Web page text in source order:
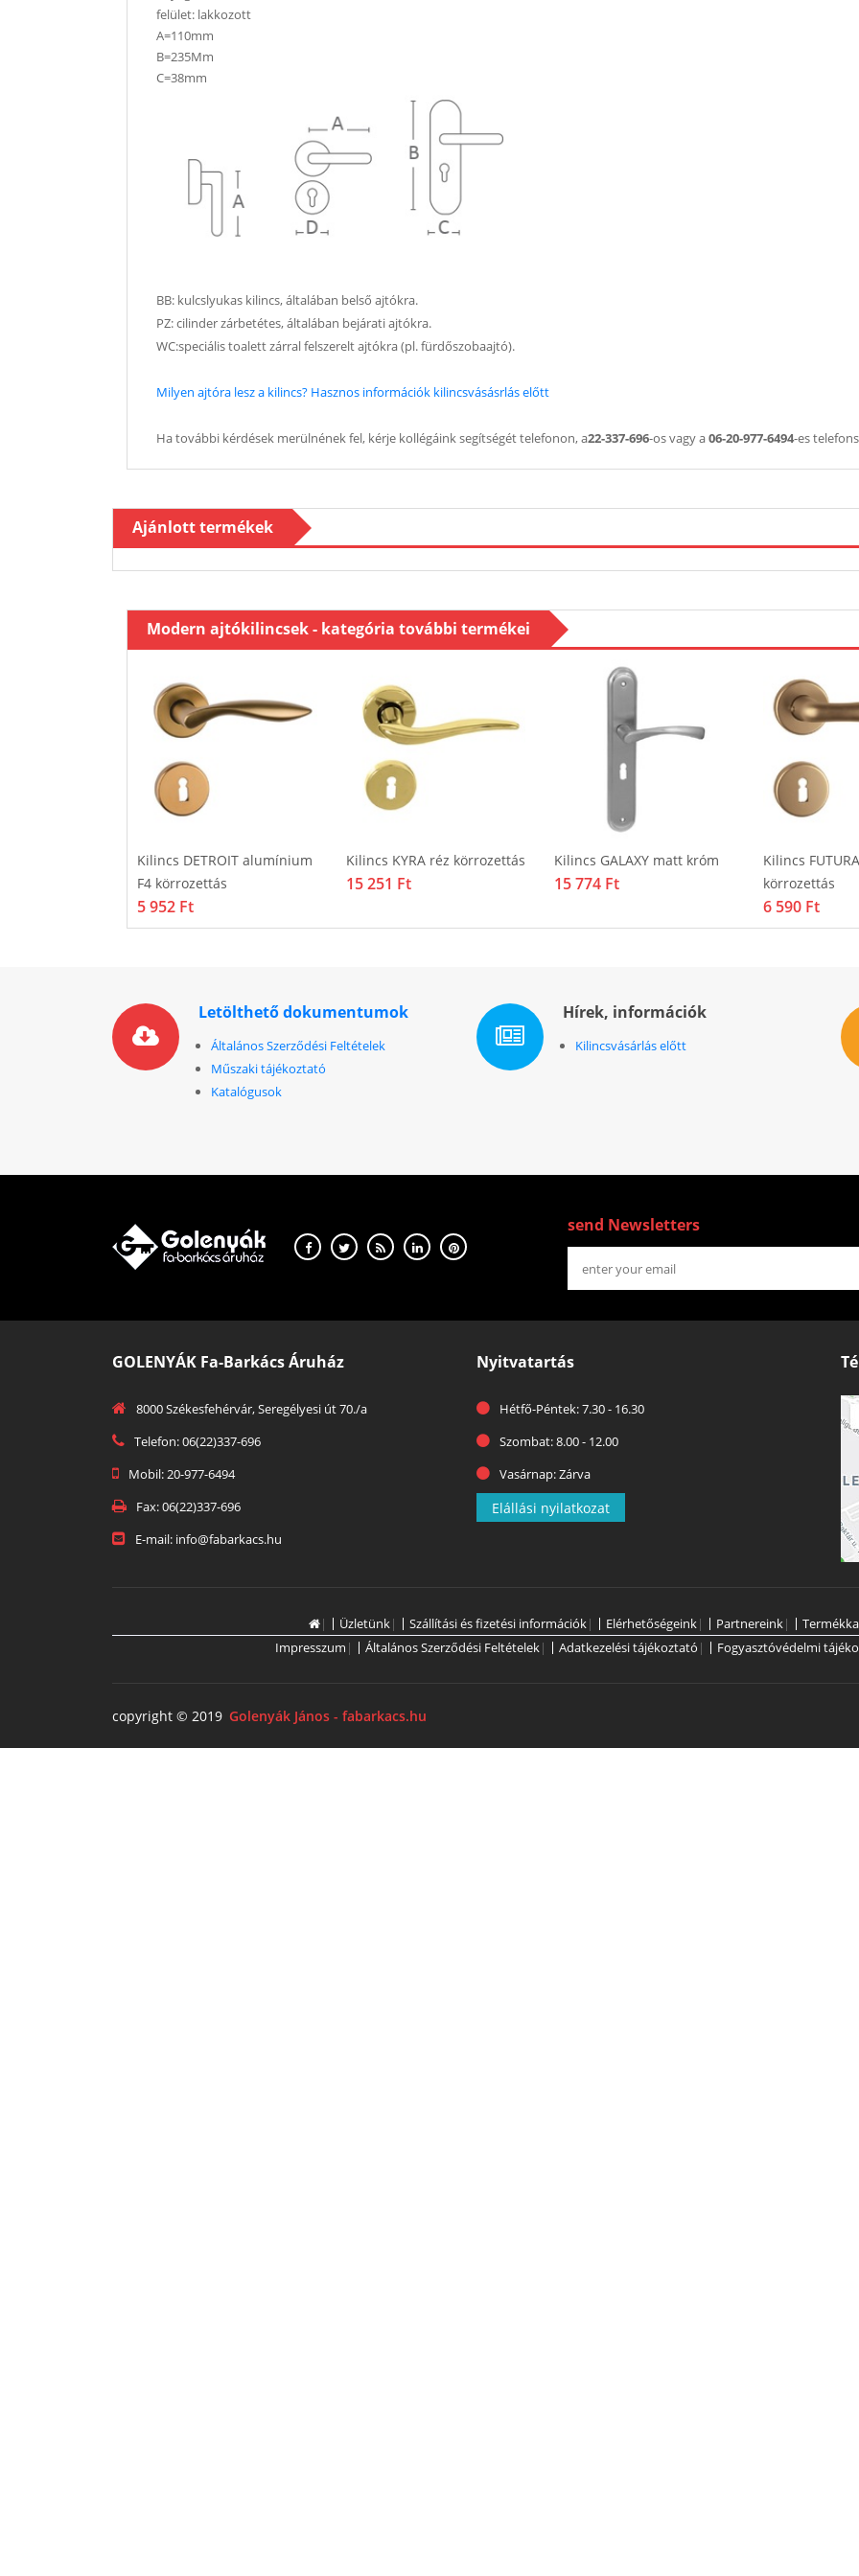
felület: lakkozott
A=110mm
B=235Mm
C=38mm
BB: kulcslyukas kilincs, általában belső ajtókra.
PZ: cilinder zárbetétes, általában bejárati ajtókra.
WC:speciális toalett zárral felszerelt ajtókra (pl. fürdőszobaajtó).
Milyen ajtóra lesz a kilincs? Hasznos információk kilincsvásásrlás előtt
Ha további kérdések merülnének fel, kérje kollégáink segítségét telefonon, a22-337-696-os vagy a06-20-977-6494-es
Ajánlott termékek
Modern ajtókilincsek - kategória további termékei
Kilincs DETROIT alumínium
F4 körrozettás
5 952 Ft
Kilincs KYRA réz körrozettás
15 251 Ft
Kilincs GALAXY matt króm
15 774 Ft
Kilincs
körrozettás
6 590 Ft
Letölthető dokumentumok
Általános Szerződési Feltételek
Műszaki tájékoztató
Katalógusok
Hírek, információk
Kilincsvásárlás előtt
send Newsletters
GOLENYÁK Fa-Barkács Áruház
8000 Székesfehérvár, Seregélyesi út 70./a
Telefon: 06(22)337-696
Mobil: 20-977-6494
Fax: 06(22)337-696
E-mail: info@fabarkacs.hu
Nyitvatartás
Hétfő-Péntek: 7.30 - 16.30
Szombat: 8.00 - 12.00
Vasárnap: Zárva
Elállási nyilatkozat
| Üzletünk| Szállítási és fizetési információk| Elérhetőségeink| Partnereink|
Impresszum | Általános Szerződési Feltételek| Adatkezelési tájékoztató | Fogyasztóvédelmi
copyright © 2019 Golenyák János - fabarkacs.hu